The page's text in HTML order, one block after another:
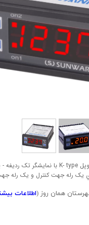
کنترل و يک رله جهت آلارم با 4
همان روز (اطلاعات